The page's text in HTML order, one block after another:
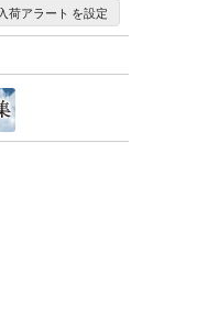
入荷アラート を設定